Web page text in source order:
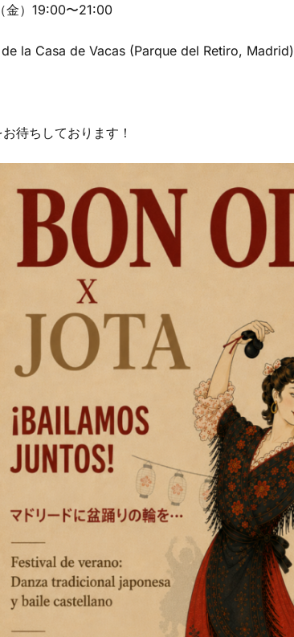
金）19:00〜21:00
la Casa de Vacas (Parque del Retiro, Madrid)
待ちしております！